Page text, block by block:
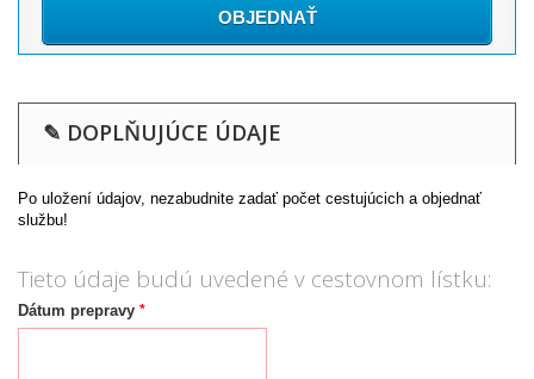
OBJEDNAŤ
✎ DOPLŇUJÚCE ÚDAJE
Po uložení údajov, nezabudnite zadať počet cestujúcich a objednať
službu!
Tieto údaje budú uvedené v cestovnom lístku:
Dátum prepravy *